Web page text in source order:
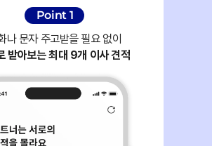
Point 1
나 문자 주고받을 필요 없이
받아보는 최대 9개 이사 견적